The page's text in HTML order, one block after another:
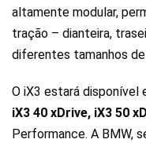
altamente modular,
tração – dianteira,
diferentes tamanhos
O iX3 estará disponível
iX3 40 xDrive, iX3 50
Performance. A BMW,